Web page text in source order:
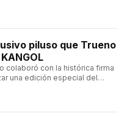
piluso que Trueno
colaboró con la histórica firma
una edición especial del